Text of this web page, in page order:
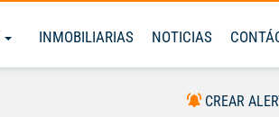
INMOBILIARIAS NOTICIAS
CREAR